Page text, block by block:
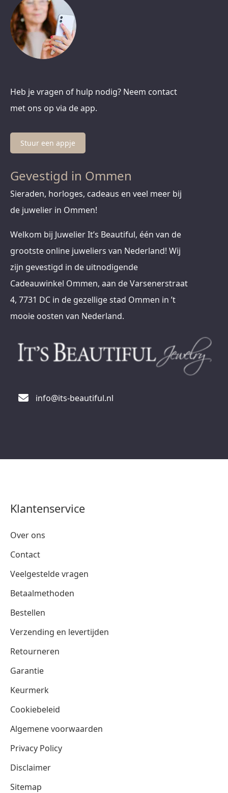
Heb je vragen of hulp nodig? Neem contact
met ons op via de app.
Stuur een appje
Gevestigd in Ommen
Sieraden, horloges, cadeaus en veel meer bij
de juwelier in Ommen!
Welkom bij Juwelier It’s Beautiful, één van de
grootste online juweliers van Nederland! Wij
zijn gevestigd in de uitnodigende
Cadeauwinkel Ommen, aan de Varsenerstraat
4, 7731 DC in de gezellige stad Ommen in ’t
mooie oosten van Nederland.
info@its-beautiful.nl
Klantenservice
Over ons
Contact
Veelgestelde vragen
Betaalmethoden
Bestellen
Verzending en levertijden
Retourneren
Garantie
Keurmerk
Cookiebeleid
Algemene voorwaarden
Privacy Policy
Disclaimer
Sitemap